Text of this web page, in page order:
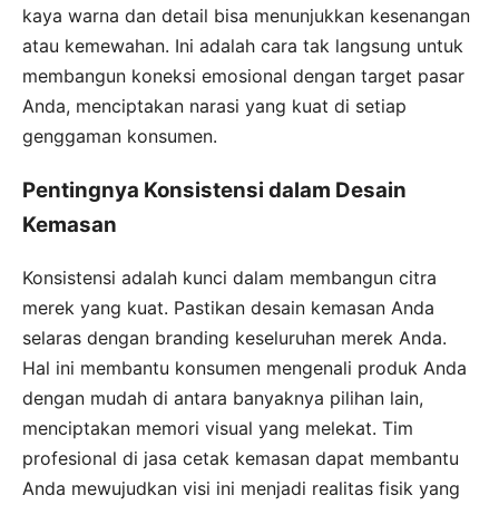
kaya warna dan detail bisa menunjukkan kesenangan
atau kemewahan. Ini adalah cara tak langsung untuk
membangun koneksi emosional dengan target pasar
Anda, menciptakan narasi yang kuat di setiap
genggaman konsumen.
Pentingnya Konsistensi dalam Desain
Kemasan
Konsistensi adalah kunci dalam membangun citra
merek yang kuat. Pastikan desain kemasan Anda
selaras dengan branding keseluruhan merek Anda.
Hal ini membantu konsumen mengenali produk Anda
dengan mudah di antara banyaknya pilihan lain,
menciptakan memori visual yang melekat. Tim
profesional di jasa cetak kemasan dapat membantu
Anda mewujudkan visi ini menjadi realitas fisik yang